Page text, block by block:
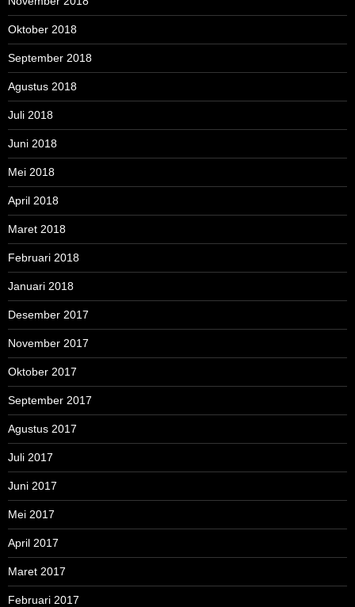
Oktober 2018
September 2018
Agustus 2018
Juli 2018
Juni 2018
Mei 2018
April 2018
Maret 2018
Februari 2018
Januari 2018
Desember 2017
November 2017
Oktober 2017
September 2017
Agustus 2017
Juli 2017
Juni 2017
Mei 2017
April 2017
Maret 2017
Februari 2017